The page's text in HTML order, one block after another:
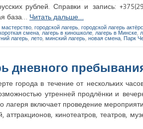
рублей. Справки и запись:
база… Читать дальше…
мастерство городской лагерь городской лагерь
смена, лагерь в киношколе,лагерь в Минске,
лагерь лето минский лагерь новая смена Парк
дневного
города в течение от нескольких
утренней продлёнки и
включает проведение
кинотеатров, театров,